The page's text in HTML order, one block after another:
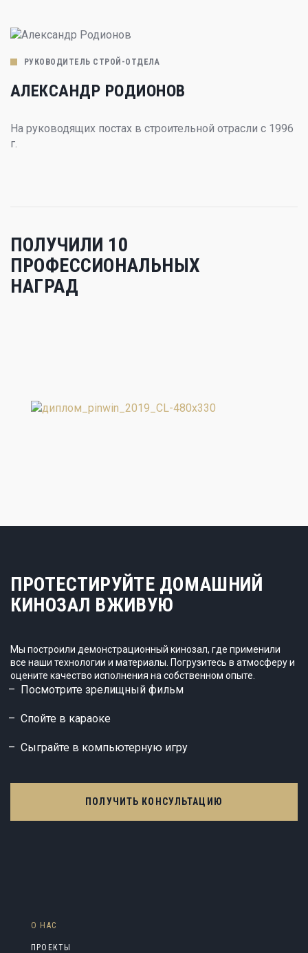
РУКОВОДИТЕЛЬ СТРОЙ-ОТДЕЛА
АЛЕКСАНДР РОДИОНОВ
На руководящих постах в строительной отрасли с 1996
г.
ПОЛУЧИЛИ 10
ПРОФЕССИОНАЛЬНЫХ
НАГРАД
ПРОТЕСТИРУЙТЕ ДОМАШНИЙ
КИНОЗАЛ ВЖИВУЮ
Мы построили демонстрационный кинозал, где применили
все наши технологии и материалы. Погрузитесь в атмосферу и
оцените качество исполнения на собственном опыте.
Посмотрите зрелищный фильм
Спойте в караоке
Сыграйте в компьютерную игру
ПОЛУЧИТЬ КОНСУЛЬТАЦИЮ
О НАС
ПРОЕКТЫ